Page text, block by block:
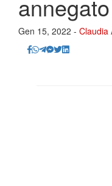
annegato
Gen 15, 2022 - Claudia